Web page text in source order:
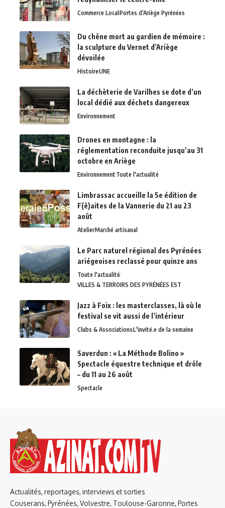
Commerce LocalPortes d’Ariège Pyrénées
Du chêne mort au gardien de mémoire :
la sculpture du Vernet d’Ariège
dévoilée
HistoireUNE
La déchèterie de Varilhes se dote d’un
local dédié aux déchets dangereux
Environnement
Drones en montagne : la
réglementation reconduite jusqu’au 31
octobre en Ariège
EnvironnementToute l'actualité
Limbrassac accueille la 5e édition de
F(ê)aites de la Vannerie du 21 au 23
août
AtelierMarché artisanal
Le Parc naturel régional des Pyrénées
ariégeoises reclassé pour quinze ans
Toute l'actualité
VILLES & TERROIRS DES PYRÉNÉES EST
Jazz à Foix : les masterclasses, là où le
festival se vit aussi de l’intérieur
Clubs & AssociationsL'invité.e de la semaine
Saverdun : « La Méthode Bolino »
Spectacle équestre technique et drôle
– du 11 au 26 août
Spectacle
Actualités, reportages, interviews et sorties
Couserans, Pyrénées, Volvestre, Toulouse-Garonne, Portes